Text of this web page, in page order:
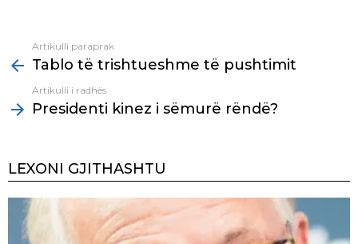
more
Artikulli paraprak
Tablo të trishtueshme të pushtimit
Artikulli i radhës
Presidenti kinez i sëmurë rëndë?
LEXONI GJITHASHTU